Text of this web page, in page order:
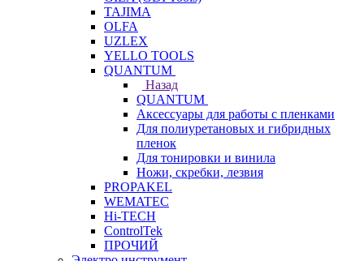
TAJIMA
OLFA
UZLEX
YELLO TOOLS
QUANTUM
Назад
QUANTUM
Аксессуары для работы с пленками
Для полиуретановых и гибридных
пленок
Для тонировки и винила
Ножи, скребки, лезвия
PROPAKEL
WEMATEC
Hi-TECH
ControlTek
ПРОЧИЙ